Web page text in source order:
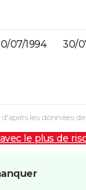
07/1994 30/
les données de
le plus de